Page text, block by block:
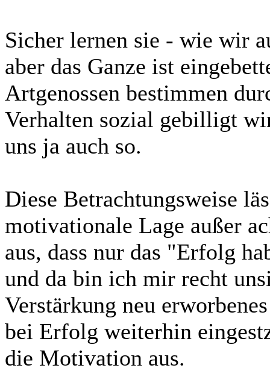
Sicher lernen sie - wie wir
aber das Ganze ist
Artgenossen bestimmen
Verhalten sozial gebilligt
uns ja auch so.
Diese Betrachtungsweise
motivationale Lage außer
aus, dass nur das "Erfolg
und da bin ich mir recht
Verstärkung neu
bei Erfolg weiterhin
die Motivation aus.